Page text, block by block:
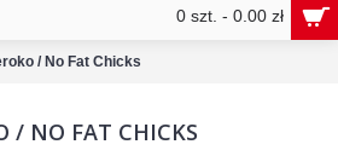
0 szt. - 0.00 zł
/ No Fat Chicks
/ NO FAT CHICKS